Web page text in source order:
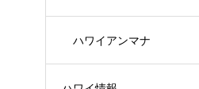
ハワイアンマナ